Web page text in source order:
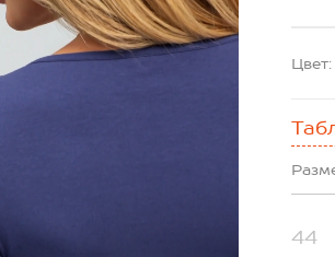
Цвет:
44